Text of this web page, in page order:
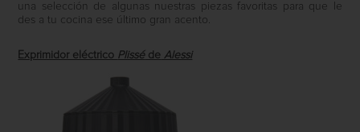
una selección de algunas nuestras piezas favoritas para que le
des a tu cocina ese último gran acento.
Exprimidor eléctrico Plisséde Alessi